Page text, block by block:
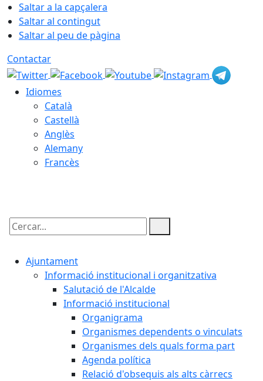
Saltar a la capçalera
Saltar al contingut
Saltar al peu de pàgina
Contactar
Idiomes
Català
Castellà
Anglès
Alemany
Francès
Cercar:
Ajuntament
Informació institucional i organitzativa
Salutació de l'Alcalde
Informació institucional
Organigrama
Organismes dependents o vinculats
Organismes dels quals forma part
Agenda política
Relació d'obsequis als alts càrrecs